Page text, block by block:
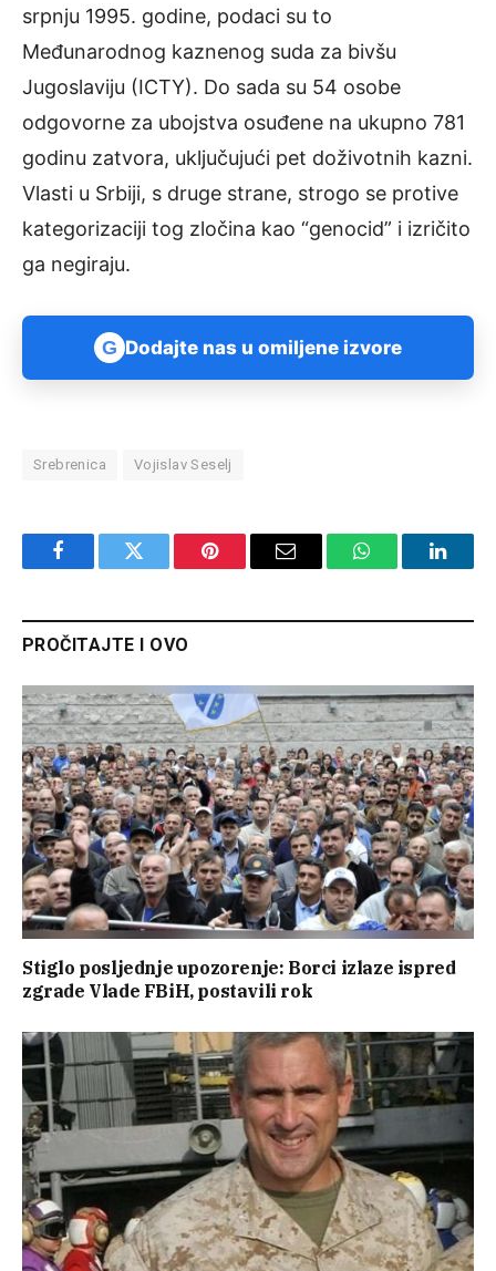
srpnju 1995. godine, podaci su to
Međunarodnog kaznenog suda za bivšu
Jugoslaviju (ICTY). Do sada su 54 osobe
odgovorne za ubojstva osuđene na ukupno 781
godinu zatvora, uključujući pet doživotnih kazni.
Vlasti u Srbiji, s druge strane, strogo se protive
kategorizaciji tog zločina kao “genocid” i izričito
ga negiraju.
G Dodajte nas u omiljene izvore
Srebrenica Vojislav Seselj
FacebookTwitter Pinterest Email WhatsApp
PROČITAJTE I OVO
Stiglo posljednje upozorenje: Borci izlaze ispred
zgrade Vlade FBiH, postavili rok